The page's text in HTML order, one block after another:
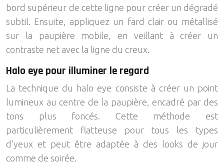
bord supérieur de cette ligne pour créer un dégradé
subtil. Ensuite, appliquez un fard clair ou métallisé
sur la paupière mobile, en veillant à créer un
contraste net avec la ligne du creux.
Halo eye pour illuminer le regard
La technique du halo eye consiste à créer un point
lumineux au centre de la paupière, encadré par des
tons plus foncés. Cette méthode est
particulièrement flatteuse pour tous les types
d’yeux et peut être adaptée à des looks de jour
comme de soirée.